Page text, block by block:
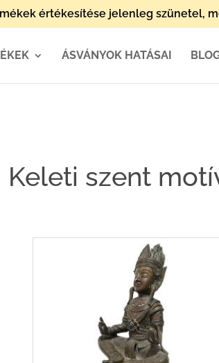
értékesítése jelenleg szünetel,
ÁSVÁNYOK HATÁSAI
Keleti szent